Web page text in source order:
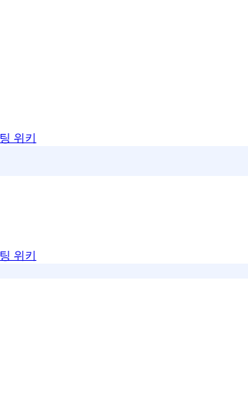
위키
위키